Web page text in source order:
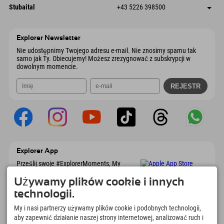
Austria
Książka
Dorfstraße 24
9546 Bad Kleinkirchheim
Zapisz adres
Informacje o przyjeździe
Stubaital +43 5226 398500
Explorer Newsletter
Nie udostępnimy Twojego adresu e-mail. Nie znosimy spamu tak
samo jak Ty. Obiecujemy! Możesz zrezygnować z subskrypcji w
dowolnym momencie.
Explorer App
Prześlij swoje #ExplorerMoments, My
marzeń, przeglądem restauracji i wieloma
innymi. Pobierz teraz!
Czas na chwile odkrywcy
Używamy plików cookie i innych
technologii.
My i nasi partnerzy używamy plików cookie i podobnych technologii,
aby zapewnić działanie naszej strony internetowej, analizować ruch i